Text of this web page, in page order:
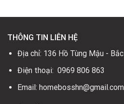
THÔNG TIN LIÊN HỆ
Địa chỉ: 136 Hồ Tùng Mậu -
Điện thoại: 0969 806 863
Email: homebosshn@gmail.com